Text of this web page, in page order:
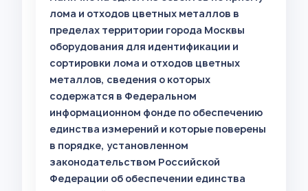
лома и отходов цветных металлов в
пределах территории города Москвы
оборудования для идентификации и
сортировки лома и отходов цветных
металлов, сведения о которых
содержатся в Федеральном
информационном фонде по обеспечению
единства измерений и которые поверены
в порядке, установленном
законодательством Российской
Федерации об обеспечении единства